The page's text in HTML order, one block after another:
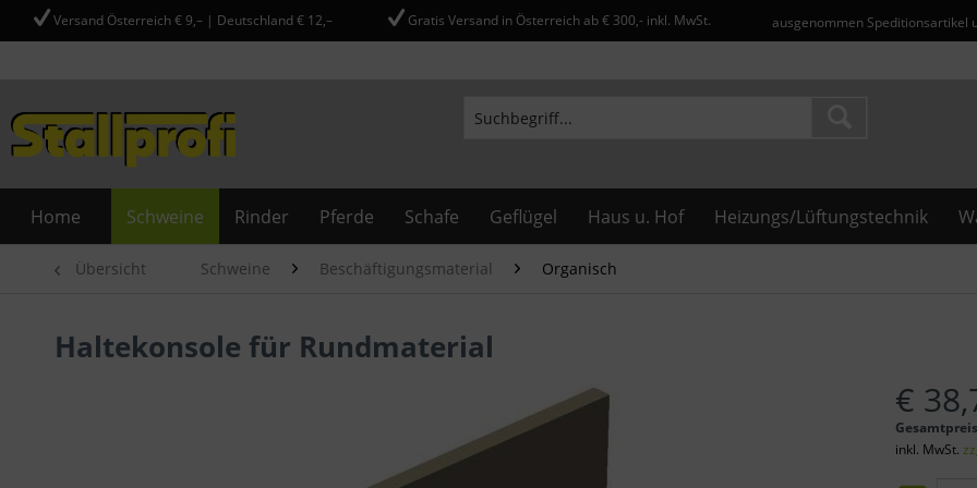
Versand Österreich € 9,– | Deutschland € 12,– Gratis Versand in Österreich ab € 300,- inkl. MwSt. ausgenommen Speditionsartikel
Home Schweine Rinder Pferde Schafe Geflügel Haus u. Hof Heizungs/Lüftungstechnik
Übersicht Schweine Beschäftigungsmaterial Organisch
Haltekonsole für Rundmaterial
€
inkl. MwSt.